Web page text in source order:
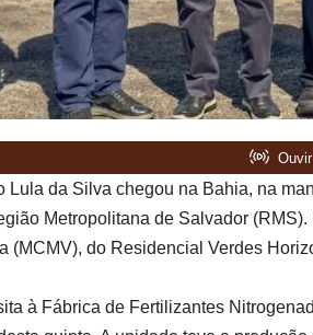
Lula da Silva chegou na Bahia, na
Metropolitana de Salvador
(MCMV), do Residencial Verdes
à Fábrica de Fertilizantes